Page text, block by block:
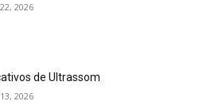
2026
de Ultrassom
2026